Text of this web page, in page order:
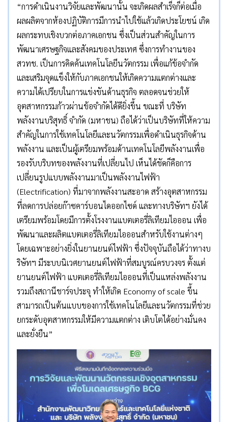
“การดำเนินงานวิจัยและพัฒนานั้น จะเกิดผลสำเร็จก็ต่อเมื่อ
ผลผลิตจากห้องปฏิบัติการมีการนำไปใช้แล้วเกิดประโยชน์ เกิด
ผลกระทบเชิงบวกต่อภาคเอกชน ซึ่งเป็นส่วนสำคัญในการ
พัฒนาเศรษฐกิจและสังคมของประเทศ ซึ่งการทำงานของ
สวทช. เป็นการคิดค้นเทคโนโลยีนวัตกรรม เพื่อแก้ข้อจำกัด
และเสริมจุดแข็งให้กับภาคเอกชนให้เกิดความแตกต่างและ
ความได้เปรียบในการแข่งขันด้านธุรกิจ ตลอดจนช่วยให้
อุตสาหกรรมก้าวผ่านข้อจำกัดได้ดียิ่งขึ้น ขณะที่ บริษัท
พลังงานบริสุทธิ์ จำกัด (มหาชน) ถือได้ว่าเป็นบริษัทที่ให้ความ
สำคัญในการใช้เทคโนโลยีและนวัตกรรมเพื่อดำเนินธุรกิจด้าน
พลังงาน และเป็นผู้เตรียมพร้อมด้านเทคโนโลยีพลังงานเพื่อ
รองรับบริบทของพลังงานที่เปลี่ยนไป เห็นได้ชัดก็คือการ
เปลี่ยนรูปแบบพลังงานมาเป็นพลังงานไฟฟ้า
(Electrification) ที่มาจากพลังงานสะอาด สร้างอุตสาหกรรม
ที่ลดการปล่อยก๊าซคาร์บอนไดออกไซด์ และทางบริษัทฯ ยังได้
เตรียมพร้อมโดยมีการตั้งโรงงานแบตเตอรี่ลิเทียมไอออน เพื่อ
พัฒนาและผลิตแบตเตอรี่ลิเทียมไอออนสำหรับใช้งานต่างๆ
โดยเฉพาะอย่างยิ่งในยานยนต์ไฟฟ้า ซึ่งปัจจุบันถือได้ว่าทางบ
ริษัทฯ มีระบบนิเวศยานยนต์ไฟฟ้าที่สมบูรณ์ครบวงจร ตั้งแต่
ยานยนต์ไฟฟ้า แบตเตอรี่ลิเทียมไอออนที่เป็นแหล่งพลังงาน
รวมถึงสถานีชาร์จประจุ ทำให้เกิด Economy of scale ขึ้น
สามารถเป็นต้นแบบของการใช้เทคโนโลยีและนวัตกรรมที่ช่วย
ยกระดับอุตสาหกรรมให้มีความแตกต่าง เติบโตได้อย่างมั่นคง
และยั่งยืน”